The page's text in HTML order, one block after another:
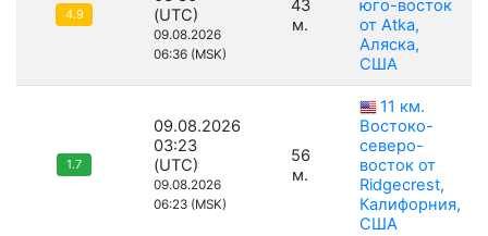
4.9
(UTC)
09.08.2026
06:36 (MSK)
43
м.
юго-восток
от Atka,
Аляска,
США
1.7
09.08.2026
03:23
(UTC)
09.08.2026
06:23 (MSK)
56
м.
11 км.
Востоко-
северо-
восток от
Ridgecrest,
Калифорния,
США